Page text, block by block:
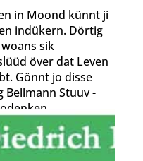
in Moond künnt ji
indükern. Dörtig
sik
över dat Leven
Gönnt jo disse
Bellmann Stuuv -